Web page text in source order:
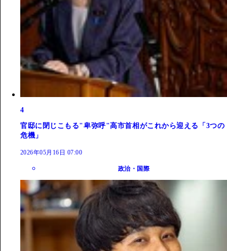
4
官邸に閉じこもる"卑弥呼"高市首相がこれから迎える「3つの
危機」
2026年05月16日 07:00
政治・国際